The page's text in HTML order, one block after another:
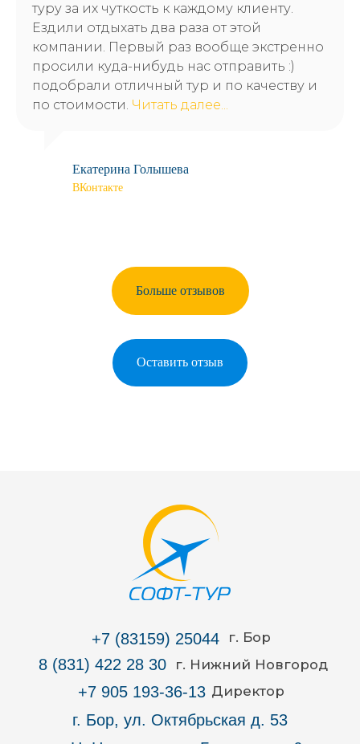
туру за их чуткость к каждому клиенту.
Ездили отдыхать два раза от этой
компании. Первый раз вообще экстренно
просили куда-нибудь нас отправить :)
подобрали отличный тур и по качеству и
по стоимости. Читать далее...
Екатерина Голышева
ВКонтакте
Больше отзывов
Оставить отзыв